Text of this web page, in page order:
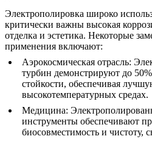
Электрополировка широко
критически важны высокая
отделка и эстетика. Некоторые
применения включают:
Аэрокосмическая отрасль:
турбин демонстрируют до
стойкости, обеспечивая
высокотемпературных средах.
Медицина:
инструменты обеспечивают
биосовместимость и чистоту,